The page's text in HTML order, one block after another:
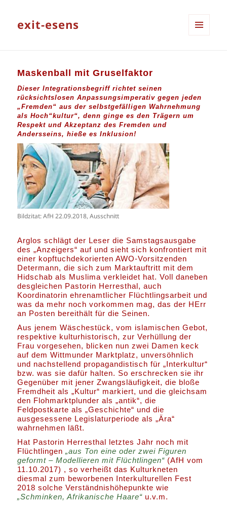
exit-esens
Maskenball mit Gruselfaktor
Dieser Integrationsbegriff richtet seinen
rücksichtslosen Anpassungsimperativ gegen jeden
„Fremden“ aus der selbstgefälligen Wahrnehmung
als Hoch“kultur“, denn ginge es den Trägern um
Respekt und Akzeptanz des Fremden und
Andersseins, hieße es Inklusion!
Bildzitat: AfH 22.09.2018, Ausschnitt
Arglos schlägt der Leser die Samstagsausgabe
des „Anzeigers“ auf und sieht sich konfrontiert mit
einer kopftuchdekorierten AWO-Vorsitzenden
Determann, die sich zum Marktauftritt mit dem
Hidschab als Muslima verkleidet hat. Voll daneben
desgleichen Pastorin Herresthal, auch
Koordinatorin ehrenamtlicher Flüchtlingsarbeit und
was da mehr noch vorkommen mag, das der HErr
an Posten bereithält für die Seinen.
Aus jenem Wäschestück, vom islamischen Gebot,
respektive kulturhistorisch, zur Verhüllung der
Frau vorgesehen, blicken nun zwei Damen keck
auf dem Wittmunder Marktplatz, unversöhnlich
und nachstellend propagandistisch für „Interkultur“
bzw. was sie dafür halten. So erschrecken sie ihr
Gegenüber mit jener Zwangsläufigkeit, die bloße
Fremdheit als „Kultur“ markiert, und die gleichsam
den Flohmarktplunder als „antik“, die
Feldpostkarte als „Geschichte“ und die
ausgesessene Legislaturperiode als „Ära“
wahrnehmen läßt.
Hat Pastorin Herresthal letztes Jahr noch mit
Flüchtlingen„aus Ton eine oder zwei Figuren
geformt – Modellieren mit Flüchtlingen“ (AfH vom
11.10.2017) , so verheißt das Kulturkneten
diesmal zum beworbenen Interkulturellen Fest
2018 solche Verständnishöhepunkte wie
„Schminken, Afrikanische Haare“ u.v.m.